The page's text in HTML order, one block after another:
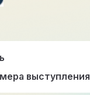
выступления